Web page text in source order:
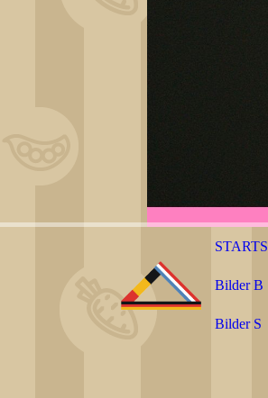
Bilder B
Bilder S